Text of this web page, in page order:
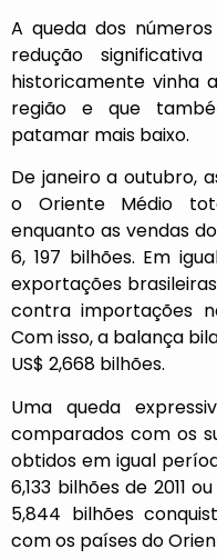
A queda dos
redução
historicamente vinha
região e que
patamar mais baixo.
De janeiro a outubro,
o Oriente Médio
enquanto as vendas
6, 197 bilhões. Em
exportações
contra importações
Com isso, a balança
US$ 2,668 bilhões.
Uma queda
comparados com os
obtidos em igual
6,133 bilhões de 2011
5,844 bilhões
com os países do